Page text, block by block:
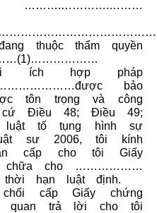
……….………….………
thuộc thẩm quyền
ích hợp pháp
bảo
tôn trọng và công
Điều 48; Điều 49;
tố tụng hình sự
sư 2006, tôi kính
cấp cho tôi Giấy
chữa cho ………………
hạn luật định.
cấp Giấy chứng
quan trả lời cho tôi